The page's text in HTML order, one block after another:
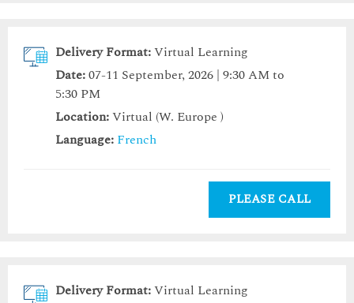
Delivery Format:Virtual Learning
Date:07-11 September, 2026 | 9:30 AM to
5:30 PM
Location:Virtual (W. Europe )
Language: French
PLEASE CALL
Delivery Format:Virtual Learning